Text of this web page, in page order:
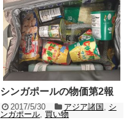
シンガポールの物価第2報
2017/5/30 アジア諸国
シ
ンガポール 買い物